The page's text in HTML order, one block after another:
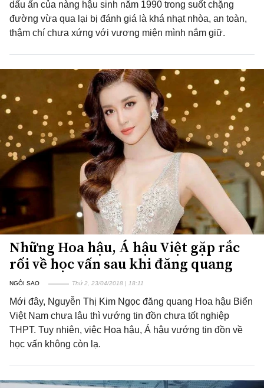
dấu ấn của nàng hậu sinh năm 1990 trong suốt chặng
đường vừa qua lại bị đánh giá là khá nhạt nhòa, an toàn,
thậm chí chưa xứng với vương miện mình nắm giữ.
Những Hoa hậu, Á hậu Việt gặp rắc
rối về học vấn sau khi đăng quang
NGÔI SAO Thứ 2, 23/04/2018 | 18:11
Mới đây, Nguyễn Thị Kim Ngọc đăng quang Hoa hậu Biển
Việt Nam chưa lâu thì vướng tin đồn chưa tốt nghiệp
THPT. Tuy nhiên, việc Hoa hậu, Á hậu vướng tin đồn về
học vấn không còn lạ.